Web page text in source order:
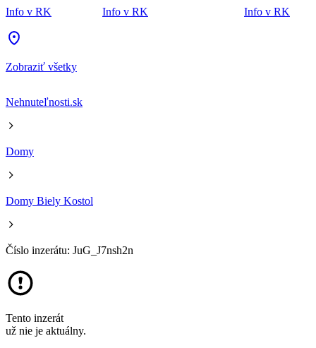
Info v RK
Info v RK
Info v RK
Zobraziť všetky
Nehnuteľnosti.sk
Domy
Domy Biely Kostol
Číslo inzerátu: JuG_J7nsh2n
Tento inzerát
už nie je aktuálny.